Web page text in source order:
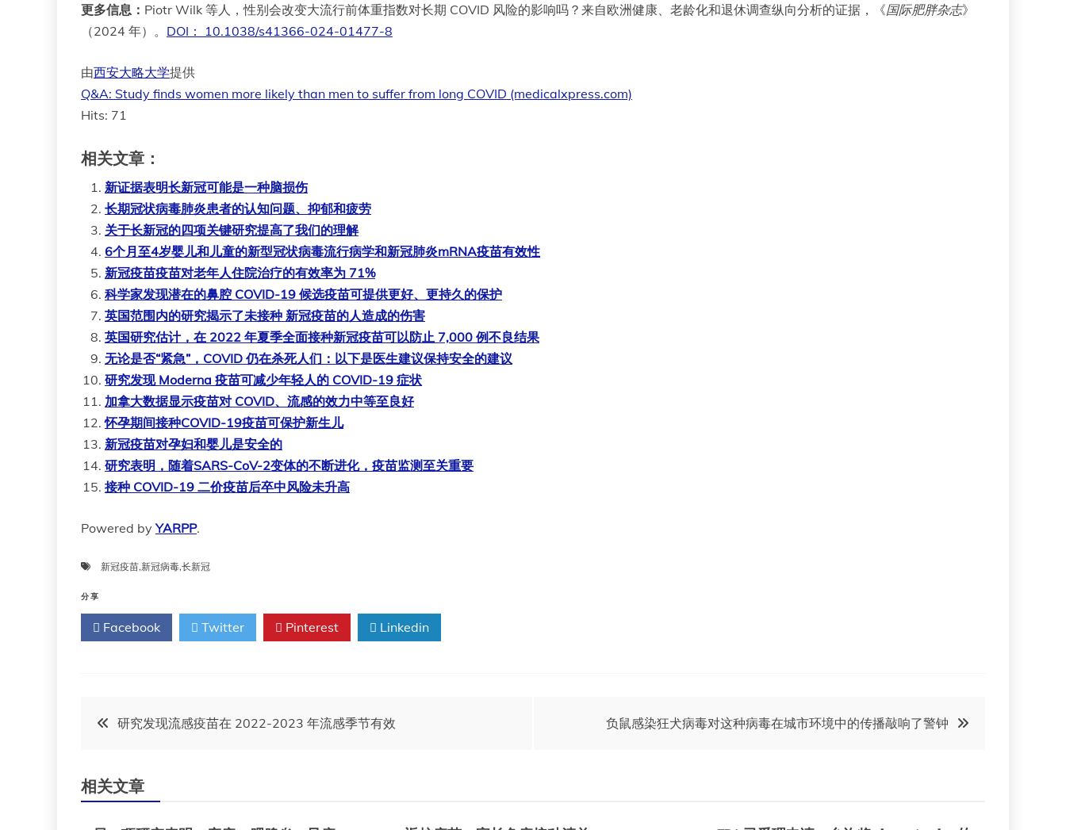
更多信息： Piotr Wilk 等人，性别会改变大流行前体重指数对长期 COVID 风险的影响吗？来自欧洲健康、老龄化和退休调查纵向分析的证据，《国际肥胖杂志》
（2024 年）。 DOI： 10.1038/s41366-024-01477-8
由西安大略大学提供
Q&A: Study finds women more likely than men to suffer from long COVID (medicalxpress.com)
Hits: 71
相关文章：
新证据表明长新冠可能是一种脑损伤
长期冠状病毒肺炎患者的认知问题、抑郁和疲劳
关于长新冠的四项关键研究提高了我们的理解
6个月至4岁婴儿和儿童的新型冠状病毒流行病学和新冠肺炎mRNA疫苗有效性
新冠疫苗疫苗对老年人住院治疗的有效率为 71%
科学家发现潜在的鼻腔 COVID-19 候选疫苗可提供更好、更持久的保护
英国范围内的研究揭示了未接种 新冠疫苗的人造成的伤害
英国研究估计，在 2022 年夏季全面接种新冠疫苗可以防止 7,000 例不良结果
无论是否“紧急”，COVID 仍在杀死人们：以下是医生建议保持安全的建议
研究发现 Moderna 疫苗可减少年轻人的 COVID-19 症状
加拿大数据显示疫苗对 COVID、流感的效力中等至良好
怀孕期间接种COVID-19疫苗可保护新生儿
新冠疫苗对孕妇和婴儿是安全的
研究表明，随着SARS-CoV-2变体的不断进化，疫苗监测至关重要
接种 COVID-19 二价疫苗后卒中风险未升高
Powered byYARPP.
新冠疫苗,新冠病毒,长新冠
分享
Facebook Twitter Pinterest Linkedin
文
导
研究发现流感疫苗在 2022-2023 年流感季节有效 负鼠感染狂犬病毒对这种病毒在城市环境中的传播敲响了警钟
相关文章